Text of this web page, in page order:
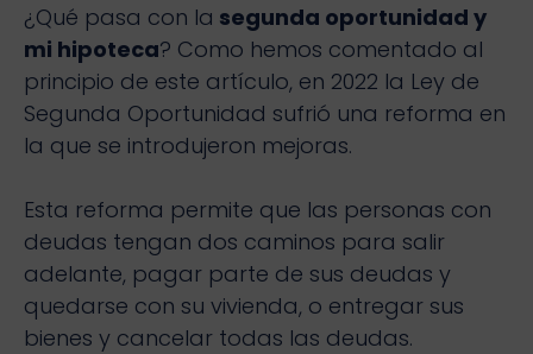
¿Qué pasa con la segunda oportunidad y
mi hipoteca? Como hemos comentado al
principio de este artículo, en 2022 la Ley de
Segunda Oportunidad sufrió una reforma en
la que se introdujeron mejoras.
Esta reforma permite que las personas con
deudas tengan dos caminos para salir
adelante, pagar parte de sus deudas y
quedarse con su vivienda, o entregar sus
bienes y cancelar todas las deudas.